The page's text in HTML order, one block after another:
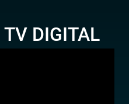
TV DIGITAL